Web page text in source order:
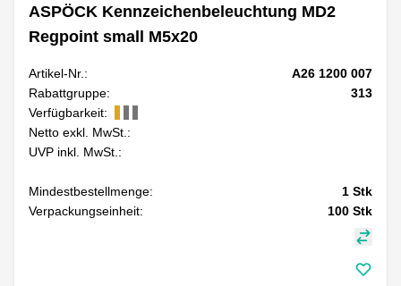
ASPÖCK Kennzeichenbeleuchtung MD2
Regpoint small M5x20
Artikel-Nr.:
A26 1200 007
Rabattgruppe:
313
Verfügbarkeit:
Netto exkl. MwSt.:
UVP inkl. MwSt.:
Mindestbestellmenge: 1 Stk
Verpackungseinheit:
100 Stk